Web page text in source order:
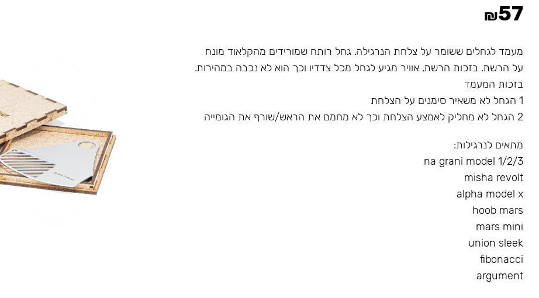
₪57
מעמד לגחלים ששומר על צלחת הנרגילה. גחל רותח שמורידים מהקלאוד מונח
על הרשת. בזכות הרשת, אוויר מגיע לגחל מכל צדדיו וכך הוא לא נכבה במהירות.
בזכות המעמד
1 הגחל לא משאיר סימנים על הצלחת
2 הגחל לא מחליק לאמצע הצלחת וכך לא מחמם את הראש/שורף את הגומייה
מתאים לנרגילות:
na grani model 1/2/3
misha revolt
alpha model x
hoob mars
mars mini
union sleek
fibonacci
argument